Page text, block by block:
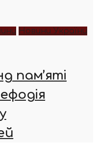
Новини України
пам’яті